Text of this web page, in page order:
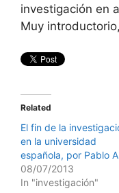
investigación en
Muy
Related
El fin de la
en la universidad
española, por Pablo
08/07/2013
In "investigación"